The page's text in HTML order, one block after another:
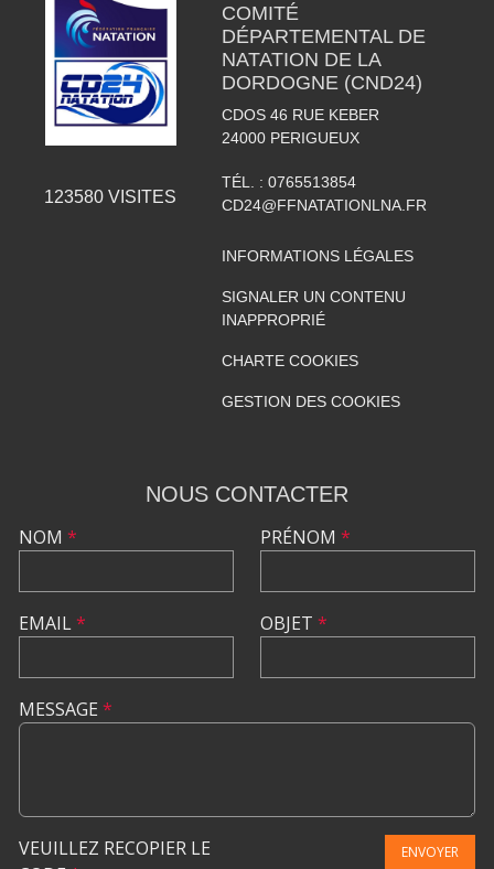
123580 VISITES
COMITÉ
DÉPARTEMENTAL DE
NATATION DE LA
DORDOGNE (CND24)
CDOS 46 RUE KEBER
24000 PERIGUEUX
TÉL. : 0765513854
CD24@FFNATATIONLNA.FR
INFORMATIONS LÉGALES
SIGNALER UN CONTENU
INAPPROPRIÉ
CHARTE COOKIES
GESTION DES COOKIES
NOUS CONTACTER
NOM *
EMAIL*
PRÉNOM *
OBJET *
MESSAGE *
VEUILLEZ RECOPIER LE
ENVOYER